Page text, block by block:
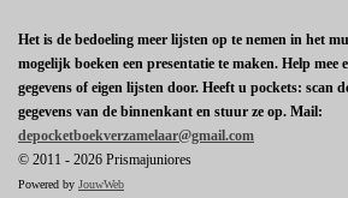
Het is de bedoeling meer lijsten op te nemen in het
mogelijk boeken een presentatie te maken. Help mee
gegevens of eigen lijsten door. Heeft u pockets: scan
gegevens van de binnenkant en stuur ze op. Mail:
depocketboekverzamelaar@gmail.com
© 2011 - 2026 Prismajuniores
Powered by JouwWeb